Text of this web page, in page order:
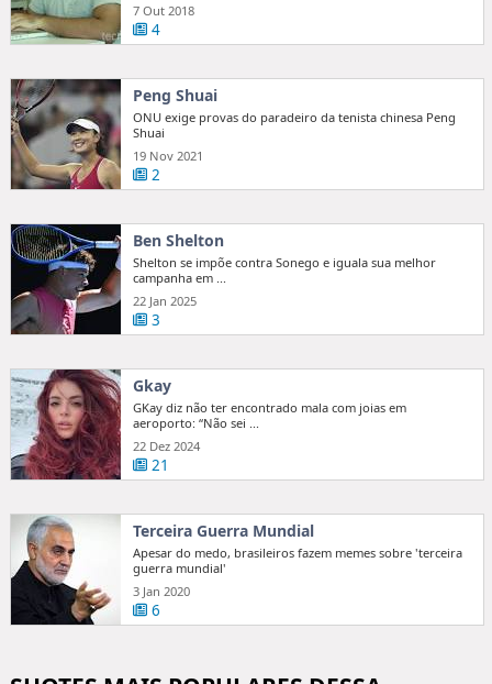
7 Out 2018
4
Peng Shuai
ONU exige provas do paradeiro da tenista chinesa Peng
Shuai
19 Nov 2021
2
Ben Shelton
Shelton se impõe contra Sonego e iguala sua melhor
campanha em ...
22 Jan 2025
3
Gkay
GKay diz não ter encontrado mala com joias em
aeroporto: “Não sei ...
22 Dez 2024
21
Terceira Guerra Mundial
Apesar do medo, brasileiros fazem memes sobre 'terceira
guerra mundial'
3 Jan 2020
6